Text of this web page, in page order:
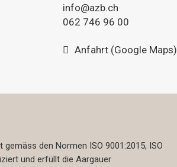
info@azb.ch
062 746 96 00
Anfahrt (Google Maps)
den Normen ISO 9001:2015, ISO
und erfüllt die Aargauer